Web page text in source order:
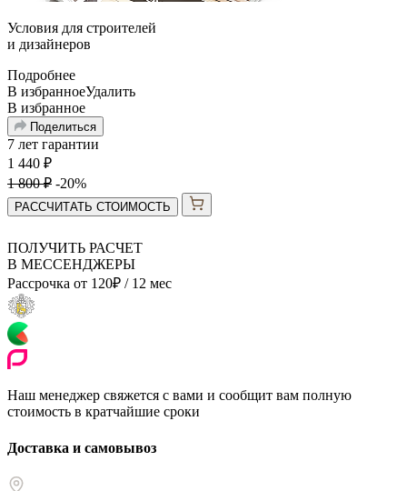
Условия для строителей
и дизайнеров
Подробнее
В избранноеУдалить
В избранное
Поделиться
7 лет гарантии
1 440 ₽
1 800₽ -20%
РАССЧИТАТЬ СТОИМОСТЬ
ПОЛУЧИТЬ РАСЧЕТ
В МЕССЕНДЖЕРЫ
Рассрочка от 120₽ / 12 мес
Наш менеджер свяжется с вами и сообщит вам полную
стоимость в кратчайшие сроки
Доставка и самовывоз